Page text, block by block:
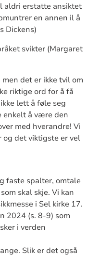
aldri erstatte ansiktet
en annen il å
Dickens)
svikter (Margaret
det er ikke tvil om
riktige ord for å få
lett å føle seg
enkelt å være den
med hverandre! Vi
og det viktigste er vel
faste spalter, omtale
skal skje. Vi kan
i Sel kirke 17.
2024 (s. 8-9) som
i verden
Slik er det også